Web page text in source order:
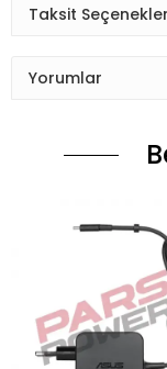
Taksit
Yorumlar